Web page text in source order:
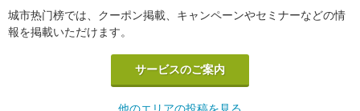
城市热门榜では、クーポン掲載、キャンペーンやセミナーなどの情
報を掲載いただけます。
サービスのご案内